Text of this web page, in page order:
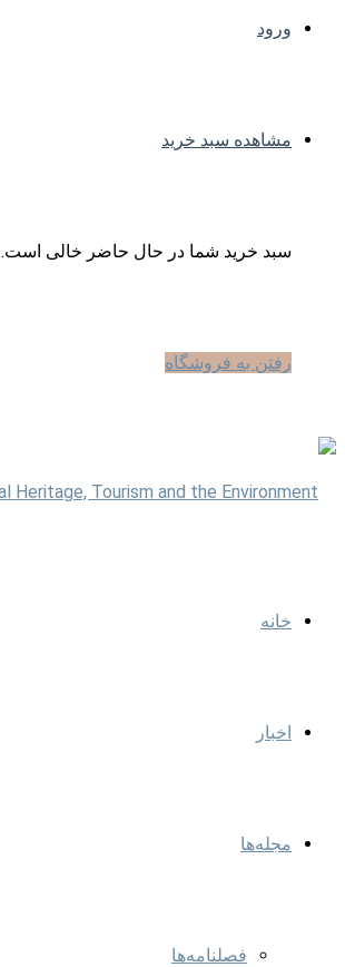
ورود
مشاهده سبد خرید
سبد خرید شما در حال حاضر خالی است.
رفتن به فروشگاه
خانه
اخبار
مجله‌ها
فصلنامه‌ها